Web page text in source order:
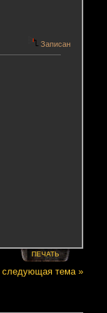
Записан
ПЕЧАТЬ
следующая тема »